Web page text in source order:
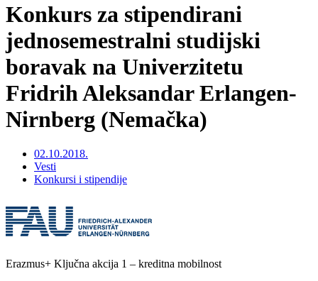
Konkurs za stipendirani
jednosemestralni studijski
boravak na Univerzitetu
Fridrih Aleksandar Erlangen-
Nirnberg (Nemačka)
02.10.2018.
Vesti
Konkursi i stipendije
Erazmus+ Ključna akcija 1 – kreditna mobilnost